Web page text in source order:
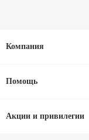
Компания
Помощь
Акции и привилегии